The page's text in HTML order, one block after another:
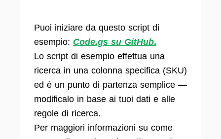
Puoi iniziare da questo script di
esempio: Code.gs su GitHub.
Lo script di esempio effettua una
ricerca in una colonna specifica (SKU)
ed è un punto di partenza semplice —
modificalo in base ai tuoi dati e alle
regole di ricerca.
Per maggiori informazioni su come